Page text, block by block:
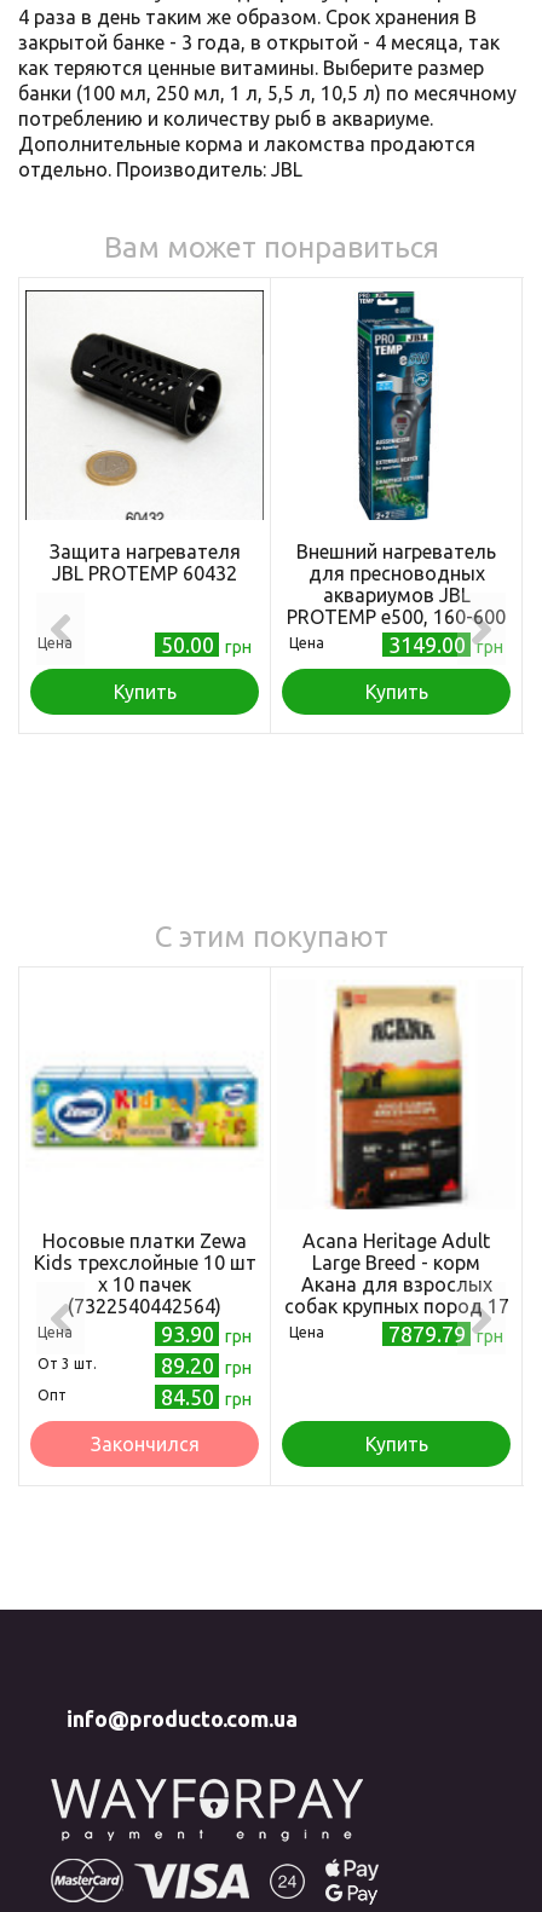
4 раза в день таким же образом. Срок хранения В
закрытой банке - 3 года, в открытой - 4 месяца, так
как теряются ценные витамины. Выберите размер
банки (100 мл, 250 мл, 1 л, 5,5 л, 10,5 л) по месячному
потреблению и количеству рыб в аквариуме.
Дополнительные корма и лакомства продаются
отдельно. Производитель: JBL
Вам может понравиться
Защита нагревателя
JBL PROTEMP 60432
Цена 50.00 грн
Купить
Внешний нагреватель
для пресноводных
аквариумов JBL
PROTEMP e500, 160-600
л
Цена 3149.00 грн
Купить
С этим покупают
Носовые платки Zewa
Kids трехслойные 10 шт
х 10 пачек
(7322540442564)
Цена 93.90 грн
Oт 3 шт. 89.20 грн
Опт 84.50 грн
Закончился
Acana Heritage Adult
Large Breed - корм
Акана для взрослых
собак крупных пород 17
кг (a52117)
Цена 7879.79 грн
Купить
info@producto.com.ua